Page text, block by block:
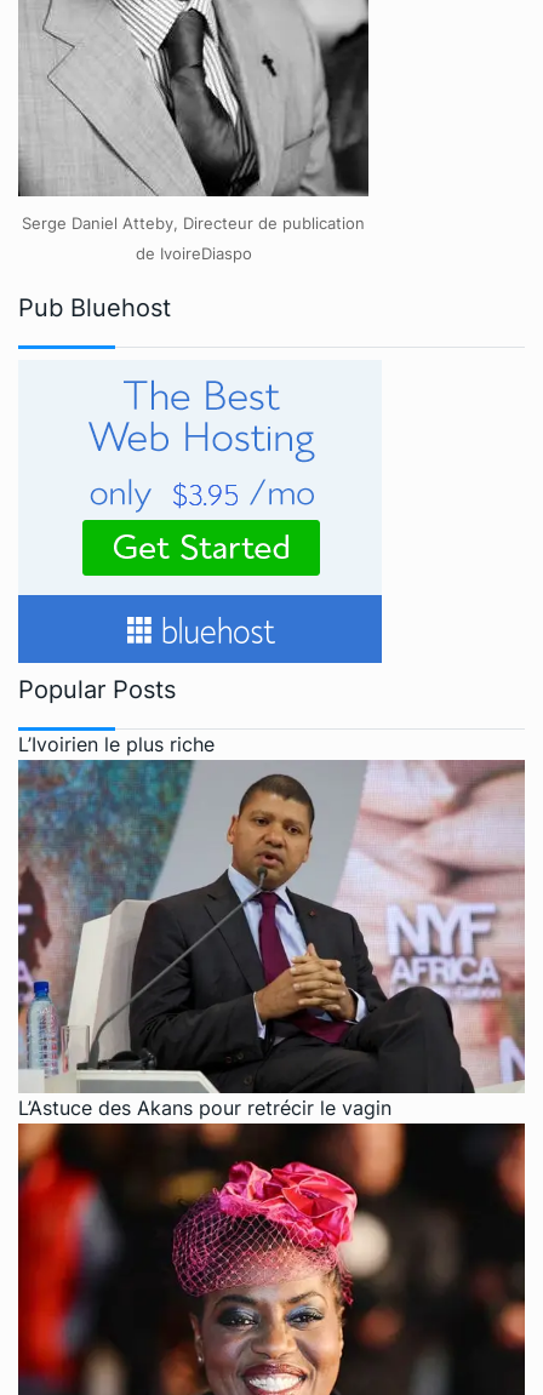
Serge Daniel Atteby, Directeur de publication
de IvoireDiaspo
Pub Bluehost
Popular Posts
L’Ivoirien le plus riche
L’Astuce des Akans pour retrécir le vagin